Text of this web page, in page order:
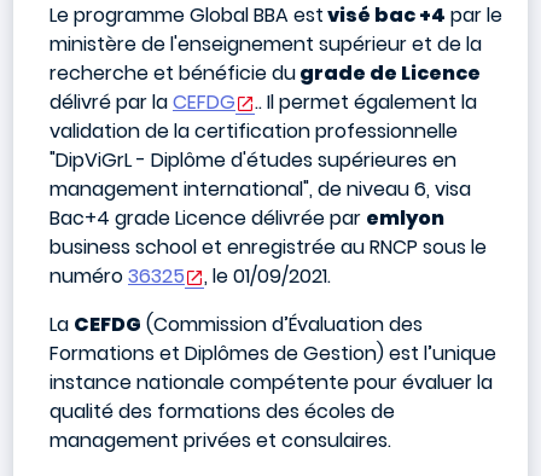
Le programme Global BBA estvisé bac +4 par le
ministère de l'enseignement supérieur et de la
recherche et bénéficie dugrade de Licence
délivré par laCEFDG .. Il permet également la
validation de la certification professionnelle
"DipViGrL - Diplôme d'études supérieures en
management international", de niveau 6, visa
Bac+4 grade Licence délivrée par emlyon
business school et enregistrée au RNCP sous le
numéro36325
, le 01/09/2021.
La CEFDG (Commission d’Évaluation des
Formations et Diplômes de Gestion) est l’unique
instance nationale compétente pour évaluer la
qualité des formations des écoles de
management privées et consulaires.